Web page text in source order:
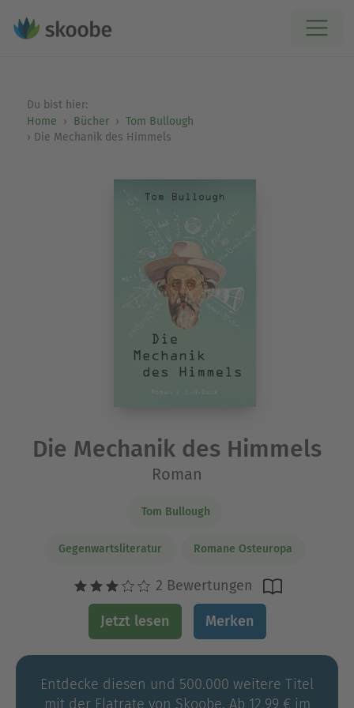
Du bist hier:
Home
Bücher
Tom Bullough
Die Mechanik des Himmels
Die Mechanik des Himmels
Roman
Tom Bullough
Gegenwartsliteratur Romane Osteuropa
2 Bewertungen
Jetzt lesen Merken
Entdecke diesen und 500.000 weitere Titel
mit der Flatrate von Skoobe. Ab 12,99 € im